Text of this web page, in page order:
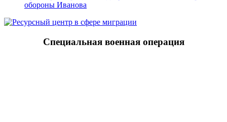
обороны Иванова
Специальная военная операция